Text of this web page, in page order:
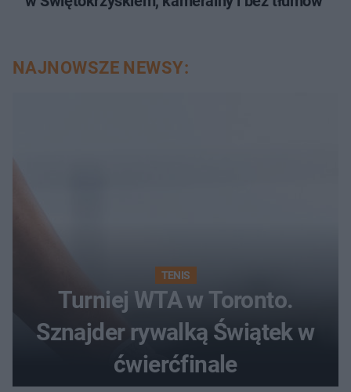
NAJNOWSZE NEWSY:
TENIS
Turniej WTA w Toronto.
Sznajder rywalką Świątek w
ćwierćfinale